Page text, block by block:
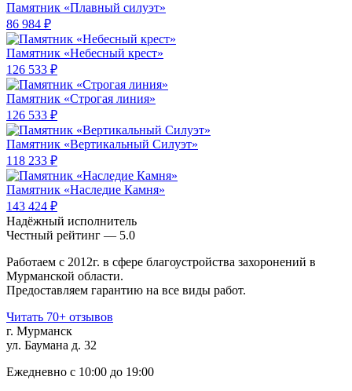
Памятник «Плавный силуэт»
86 984 ₽
Памятник «Небесный крест»
126 533 ₽
Памятник «Строгая линия»
126 533 ₽
Памятник «Вертикальный Силуэт»
118 233 ₽
Памятник «Наследие Камня»
143 424 ₽
Надёжный исполнитель
Чеcтный рейтинг — 5.0
Работаем с 2012г. в сфере благоустройства захоронений в
Мурманской области.
Предоставляем гарантию на все виды работ.
Читать 70+ отзывов
г. Мурманск
ул. Баумана д. 32
Ежедневно с 10:00 до 19:00